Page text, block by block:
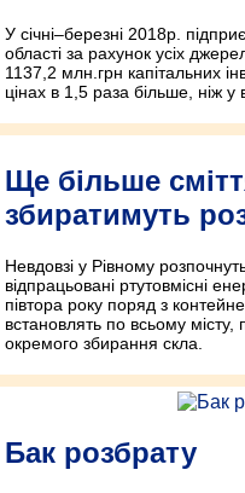
У січні–березні 2018р.
області за рахунок усіх
1137,2 млн.грн капітальних
цінах в 1,5 раза більше, ніж у
Ще більше
збиратимуть
Невдовзі у Рівному
відпрацьовані ртутовмісні
півтора року поряд з
встановлять по всьому місту,
окремого збирання скла.
Бак розбрату